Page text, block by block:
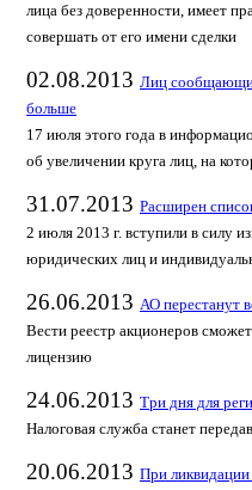
лица без доверенности, имеет
совершать от его имени сделки
02.08.2013 Лиц
больше
17 июля этого года в
об увеличении круга лиц, на
31.07.2013 Расширен
2 июля 2013 г. вступили в силу
юридических лиц и
26.06.2013 АО перестанут
Вести реестр акционеров
лицензию
24.06.2013 Три дня для
Налоговая служба станет
20.06.2013 При ликвидации